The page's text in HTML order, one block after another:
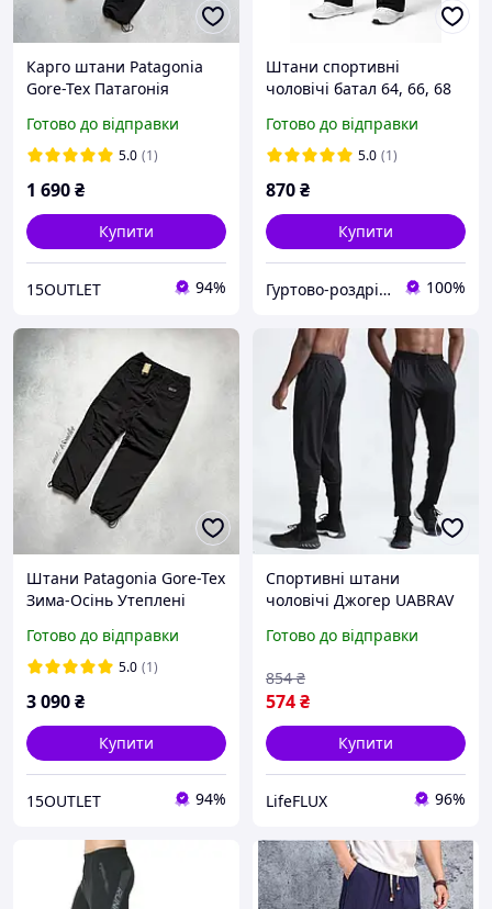
Карго штани Patagonia
Gore-Tex Патагонія
Штани Гор Текс Чоловічі
Готово до відправки
5.0 (1)
1 690₴
Купити
15OUTLET 94%
Штани спортивні
чоловічі батал 64, 66, 68
Готово до відправки
5.0 (1)
870₴
Купити
Гуртово-роздрібний магазин KAOshop 100%
Штани Patagonia Gore-Tex
Зима-Осінь Утеплені
Чорні Чоловічі
Готово до відправки
5.0 (1)
3 090₴
Купити
15OUTLET 94%
Спортивні штани
чоловічі Джогер UABRAV
Готово до відправки
574₴
854 ₴
Купити
LifeFLUX 96%